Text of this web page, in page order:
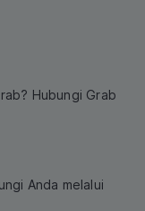
Hubungi Grab
Anda melalui